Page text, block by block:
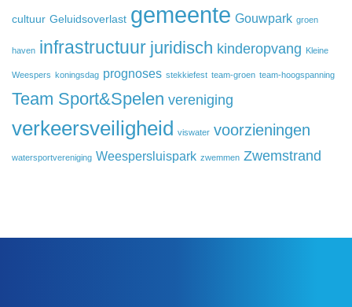
cultuur Geluidsoverlast gemeente Gouwpark groen
haven infrastructuur juridisch kinderopvang Kleine
Weespers koningsdag prognoses stekkiefest team-groen team-hoogspanning
Team Sport&Spelen vereniging
verkeersveiligheid viswater voorzieningen
watersportvereniging Weespersluispark zwemmen Zwemstrand